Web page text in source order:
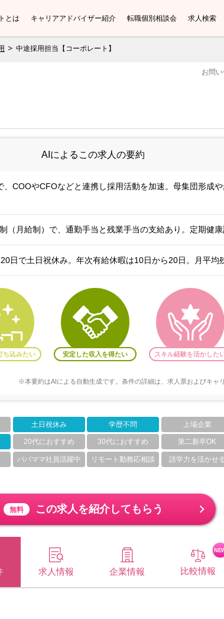
とは キャリアアドバイザー紹介 転職個別相談会 求人検索
中途採用担当【コーポレート】
お問
AIによるこの求人の要約
COOやCFOなどと連携し採用活動を加速。母集団形成
（月給制）で、通勤手当と残業手当の支給あり。定期健
日で土日祝休み。年次有給休暇は10日から20日。月平均
ち込みたい 安定した収入を得たい スキル経験を活かした
※本要約はAIによる自動生成です。条件の詳細は、求人票およびキャ
土日祝休み 学歴不問 上場企業
20代におすすめ 30代におすすめ 第二新卒OK
パパママ社員活躍中 リモート勤務応相談 語学力を活かせ
無料 この求人を紹介してもらう
求人情報 企業情報 比較情報